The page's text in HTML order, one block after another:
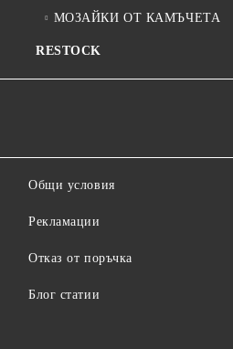
МОЗАЙКИ ОТ КАМЪЧЕТА
RESTOCK
Общи условия
Рекламации
Отказ от поръчка
Блог статии